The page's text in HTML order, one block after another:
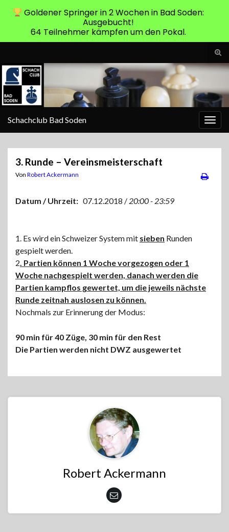
Schachclub Bad Soden
3. Runde – Vereinsmeisterschaft
Von Robert Ackermann
Datum / Uhrzeit: 07.12.2018 / 20:00 - 23:59
1. Es wird ein Schweizer System mit sieben Runden
gespielt werden.
2. Partien können 1 Woche vorgezogen oder 1
Woche nachgespielt werden, danach werden die
Partien kampflos gewertet, um die jeweils nächste
Runde zeitnah auslosen zu können.
Nochmals zur Erinnerung der Modus:
90 min für 40 Züge, 30 min für den Rest
Die Partien werden nicht DWZ ausgewertet
Robert Ackermann
Goldener Springer in 2 Wochen in Bad Soden:
Ausgebucht!
64 Teilnehmer kämpfen um den Pokal.